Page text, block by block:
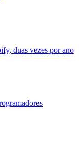
duas vezes por ano